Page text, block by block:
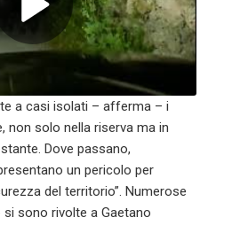
a casi isolati – afferma – i
non solo nella riserva ma in
Dove passano,
un pericolo per
del territorio”. Numerose
sono rivolte a Gaetano